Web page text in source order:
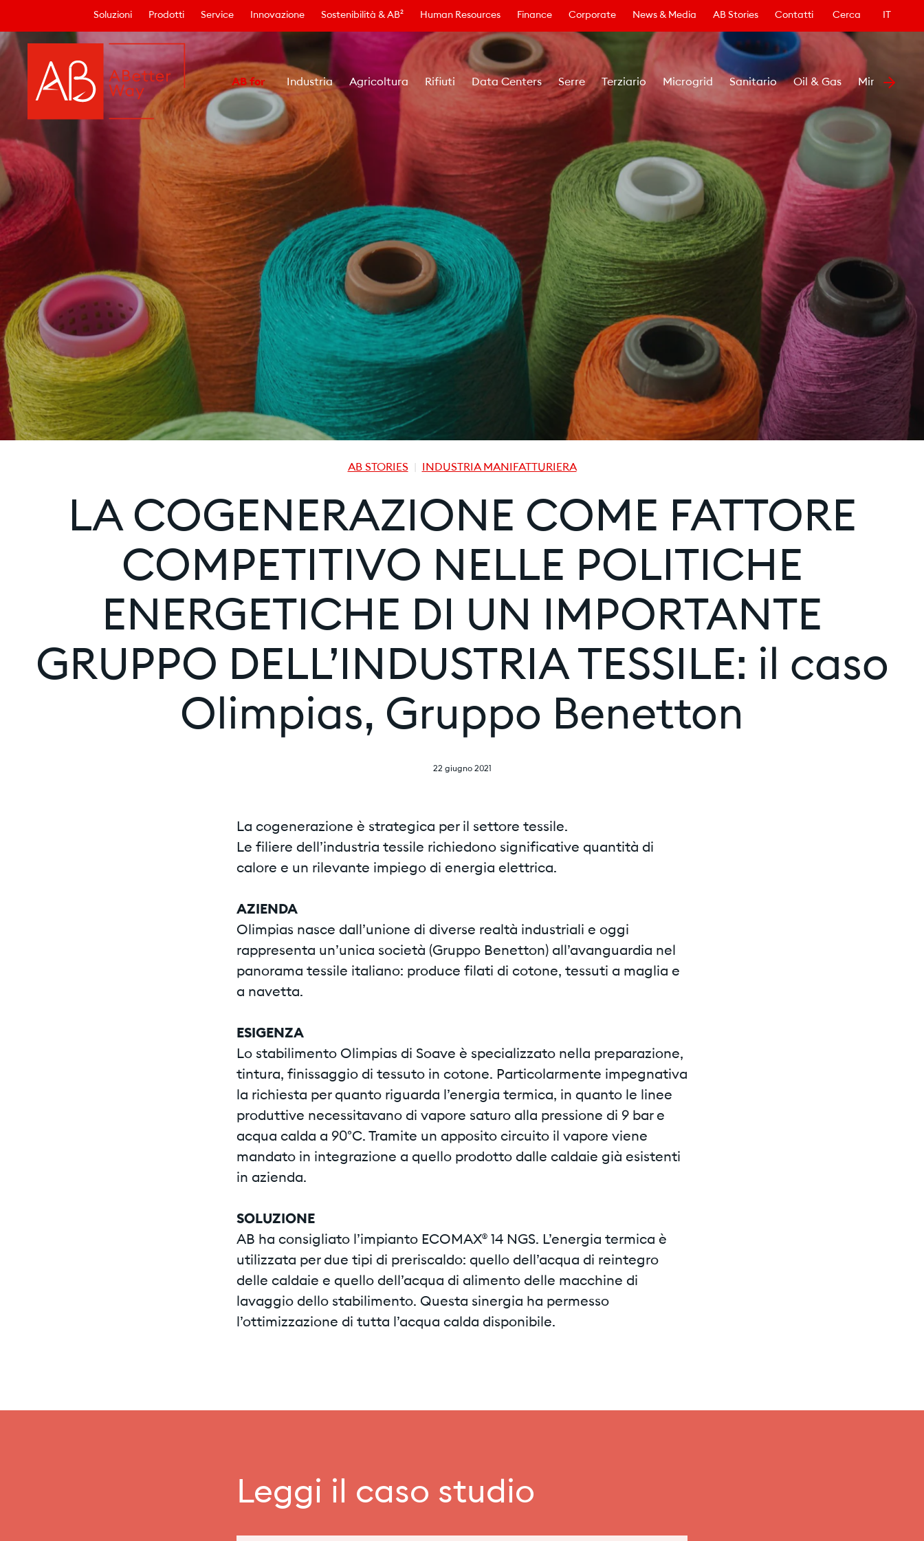
Soluzioni Prodotti Service Innovazione Sostenibilità & AB² Human Resources Finance Corporate News & Media AB Stories Contatti Cerca IT
AB for Industria Agricoltura Rifiuti Data Centers Serre Terziario Microgrid Sanitario Oil & Gas Minerario
AB STORIES INDUSTRIA MANIFATTURIERA
LA COGENERAZIONE COME FATTORE
COMPETITIVO NELLE POLITICHE
ENERGETICHE DI UN IMPORTANTE
GRUPPO DELL’INDUSTRIA TESSILE: il caso
Olimpias, Gruppo Benetton
22 giugno 2021
La cogenerazione è strategica per il settore tessile.
Le filiere dell’industria tessile richiedono significative quantità di
calore e un rilevante impiego di energia elettrica.
AZIENDA
Olimpias nasce dall’unione di diverse realtà industriali e oggi
rappresenta un’unica società (Gruppo Benetton) all’avanguardia nel
panorama tessile italiano: produce filati di cotone, tessuti a maglia e
a navetta.
ESIGENZA
Lo stabilimento Olimpias di Soave è specializzato nella preparazione,
tintura, finissaggio di tessuto in cotone. Particolarmente impegnativa
la richiesta per quanto riguarda l’energia termica, in quanto le linee
produttive necessitavano di vapore saturo alla pressione di 9 bar e
acqua calda a 90°C. Tramite un apposito circuito il vapore viene
mandato in integrazione a quello prodotto dalle caldaie già esistenti
in azienda.
SOLUZIONE
AB ha consigliato l’impianto ECOMAX® 14 NGS. L’energia termica è
utilizzata per due tipi di preriscaldo: quello dell’acqua di reintegro
delle caldaie e quello dell’acqua di alimento delle macchine di
lavaggio dello stabilimento. Questa sinergia ha permesso
l’ottimizzazione di tutta l’acqua calda disponibile.
Leggi il caso studio